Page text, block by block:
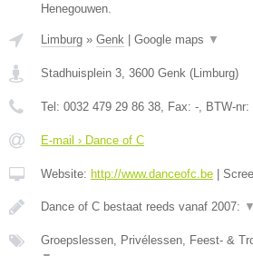
Henegouwen.
Limburg » Genk | Google maps ▼
Stadhuisplein 3 3600 Genk (Limburg)
Tel: 0032 479 29 86 38 , Fax: - , BTW-nr:
E-mail › Dance of C
Website: http://www.danceofc.be |
Dance of C bestaat reeds vanaf 2007: ▼
Groepslessen, Privélessen, Feest- &